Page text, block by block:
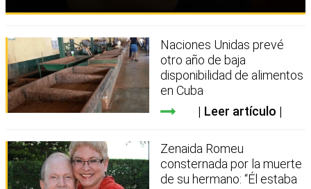
Naciones Unidas prevé
otro año de baja
disponibilidad de alimentos
en Cuba
Leer artículo
Zenaida Romeu
consternada por la muerte
de su hermano: “Él estaba